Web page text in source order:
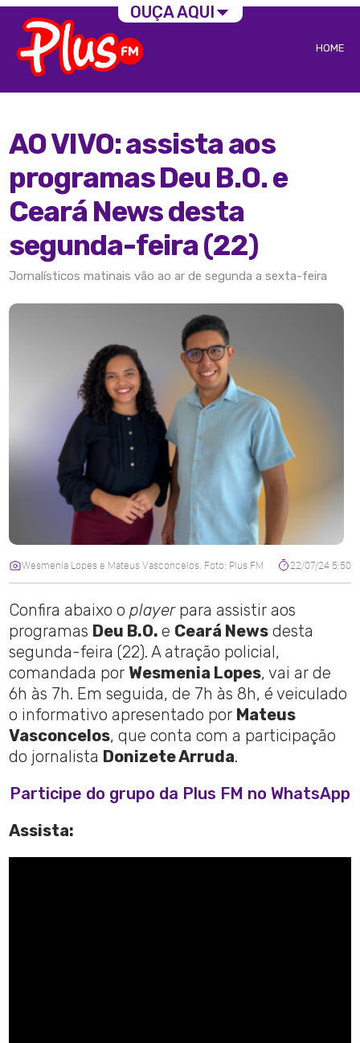
HOME
AO VIVO: assista aos
programas Deu B.O. e
Ceará News desta
segunda-feira (22)
Jornalísticos matinais vão ao ar de segunda a sexta-feira
Wesmenia Lopes e Mateus Vasconcelos. Foto: Plus FM 22/07/24 5:50
Confira abaixo oplayerpara assistir aos
programas Deu B.O.e Ceará News desta
segunda-feira (22). A atração policial,
comandada por Wesmenia Lopes, vai ar de
6h às 7h. Em seguida, de 7h às 8h, é veiculado
o informativo apresentado por Mateus
Vasconcelos, que conta com a participação
do jornalista Donizete Arruda.
Participe do grupo da Plus FM no WhatsApp
Assista:
OUÇA AQUI